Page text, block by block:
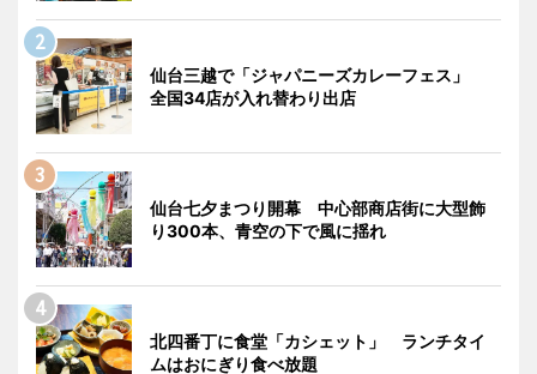
仙台三越で「ジャパニーズカレーフェス」
全国34店が入れ替わり出店
仙台七夕まつり開幕 中心部商店街に大型飾
り300本、青空の下で風に揺れ
北四番丁に食堂「カシェット」 ランチタイ
ムはおにぎり食べ放題